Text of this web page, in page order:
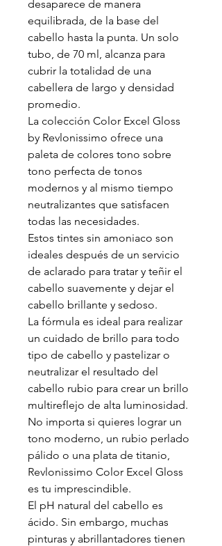
desaparece de manera
equilibrada, de la base del
cabello hasta la punta. Un solo
tubo, de 70 ml, alcanza para
cubrir la totalidad de una
cabellera de largo y densidad
promedio.
La colección Color Excel Gloss
by Revlonissimo ofrece una
paleta de colores tono sobre
tono perfecta de tonos
modernos y al mismo tiempo
neutralizantes que satisfacen
todas las necesidades.
Estos tintes sin amoniaco son
ideales después de un servicio
de aclarado para tratar y teñir el
cabello suavemente y dejar el
cabello brillante y sedoso.
La fórmula es ideal para realizar
un cuidado de brillo para todo
tipo de cabello y pastelizar o
neutralizar el resultado del
cabello rubio para crear un brillo
multireflejo de alta luminosidad.
No importa si quieres lograr un
tono moderno, un rubio perlado
pálido o una plata de titanio,
Revlonissimo Color Excel Gloss
es tu imprescindible.
El pH natural del cabello es
ácido. Sin embargo, muchas
pinturas y abrillantadores tienen